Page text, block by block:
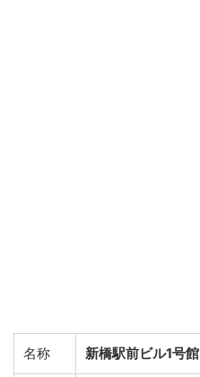
名称 新橋駅前ビル1号館